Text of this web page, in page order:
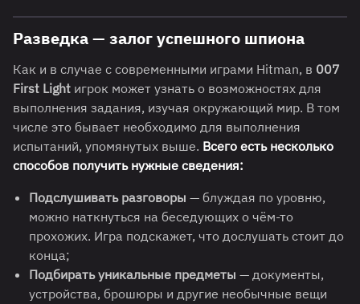
Разведка — залог успешного шпиона
Как и в случае с современными играми Hitman, в 007
First Light игрок может узнать о возможностях для
выполнения задания, изучая окружающий мир. В том
числе это бывает необходимо для выполнения
испытаний, упомянутых выше. Всего есть несколько
способов получить нужные сведения:
Подслушивать разговоры — блуждая по уровню,
можно наткнуться на беседующих о чём-то
прохожих. Игра подскажет, что дослушать стоит до
конца;
Подбирать уникальные предметы — документы,
устройства, брошюры и другие необычные вещи